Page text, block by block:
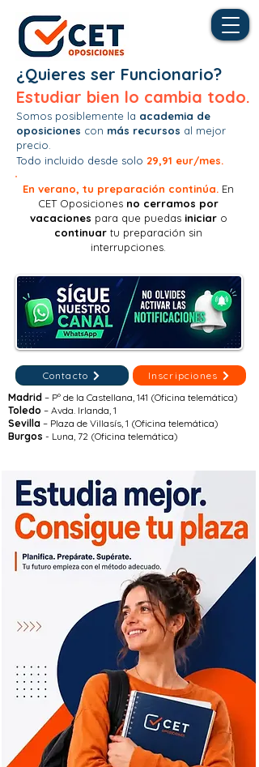
¿Quieres ser Funcionario?
Estudiar bien lo cambia todo.
Somos posiblemente la academia de
oposiciones con más recursos al mejor
precio.
Todo incluido desde solo 29,91 eur/mes.
En verano, tu preparación continúa. En
CET Oposiciones no cerramos por
vacaciones para que puedas iniciar o
continuar tu preparación sin
interrupciones.
Contacto
Inscripciones
Madrid – Pº de la Castellana, 141 (Oficina telemática)
Toledo – Avda. Irlanda, 1
Sevilla – Plaza de Villasís, 1 (Oficina telemática)
Burgos - Luna, 72 (Oficina telemática)